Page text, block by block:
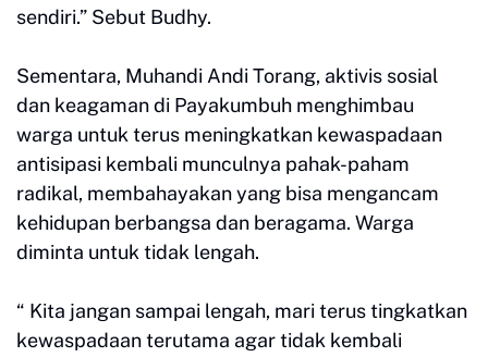
sendiri.” Sebut Budhy.
Sementara, Muhandi Andi Torang, aktivis sosial
dan keagaman di Payakumbuh menghimbau
warga untuk terus meningkatkan kewaspadaan
antisipasi kembali munculnya pahak-paham
radikal, membahayakan yang bisa mengancam
kehidupan berbangsa dan beragama. Warga
diminta untuk tidak lengah.
“ Kita jangan sampai lengah, mari terus tingkatkan
kewaspadaan terutama agar tidak kembali